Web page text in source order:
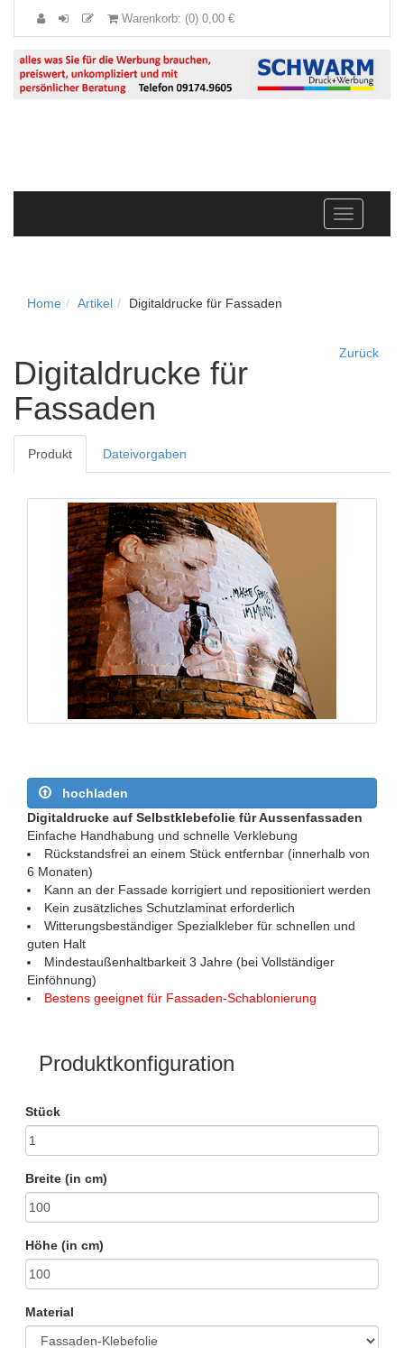
Warenkorb: (0) 0,00 €
Navigation
anzeigen
Home Artikel Digitaldrucke für Fassaden
Zurück
Digitaldrucke für
Fassaden
Produkt Dateivorgaben
hochladen
Digitaldrucke auf Selbstklebefolie für Aussenfassaden
Einfache Handhabung und schnelle Verklebung
Rückstandsfrei an einem Stück entfernbar (innerhalb von
6 Monaten)
Kann an der Fassade korrigiert und repositioniert werden
Kein zusätzliches Schutzlaminat erforderlich
Witterungsbeständiger Spezialkleber für schnellen und
guten Halt
Mindestaußenhaltbarkeit 3 Jahre (bei Vollständiger
Einföhnung)
Bestens geeignet für Fassaden-Schablonierung
Produktkonfiguration
Stück
Breite (in cm)
Höhe (in cm)
Material